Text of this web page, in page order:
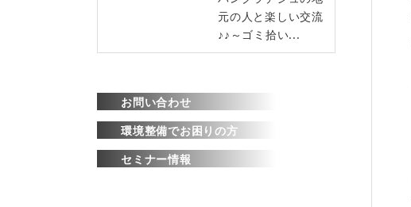
元の人と楽しい交流
♪♪～ゴミ拾い...
お問い合わせ
環境整備でお困りの方
セミナー情報